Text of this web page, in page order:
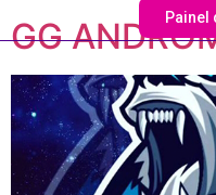
Painel
GG